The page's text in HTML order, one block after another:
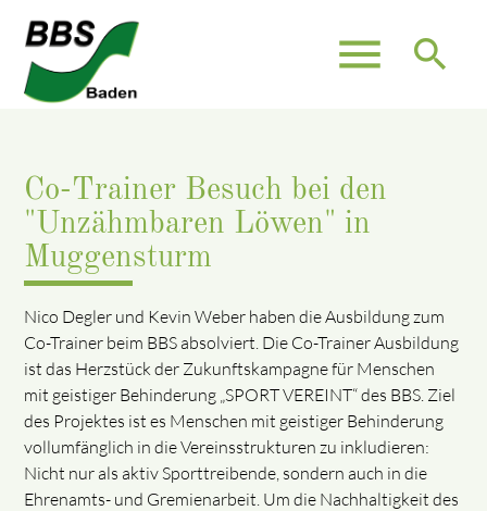
menu search
Co-Trainer Besuch bei den
"Unzähmbaren Löwen" in
Muggensturm
Nico Degler und Kevin Weber haben die Ausbildung zum
Co-Trainer beim BBS absolviert. Die Co-Trainer Ausbildung
ist das Herzstück der Zukunftskampagne für Menschen
mit geistiger Behinderung „SPORT VEREINT“ des BBS. Ziel
des Projektes ist es Menschen mit geistiger Behinderung
vollumfänglich in die Vereinsstrukturen zu inkludieren:
Nicht nur als aktiv Sporttreibende, sondern auch in die
Ehrenamts- und Gremienarbeit. Um die Nachhaltigkeit des